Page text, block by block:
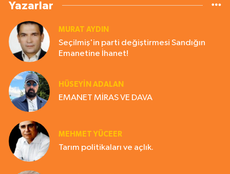
Yazarlar
MURAT AYDIN
Seçilmiş'in parti değiştirmesi Sandığın
Emanetine İhanet!
HÜSEYIN ADALAN
EMANET MİRAS VE DAVA
MEHMET YÜCEER
Tarım politikaları ve açlık.